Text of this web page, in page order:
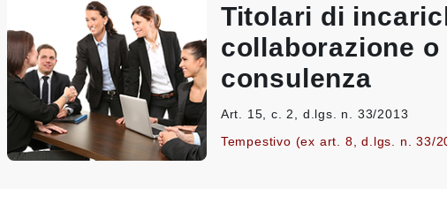
Titolari di
collaborazione o
consulenza
Art. 15, c. 2, d.lgs. n. 33/2013
Tempestivo (ex art. 8, d.lgs. n. 33/